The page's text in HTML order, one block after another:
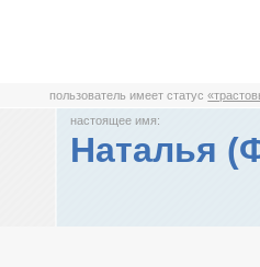
пользователь имеет статус
настоящее имя:
Наталья